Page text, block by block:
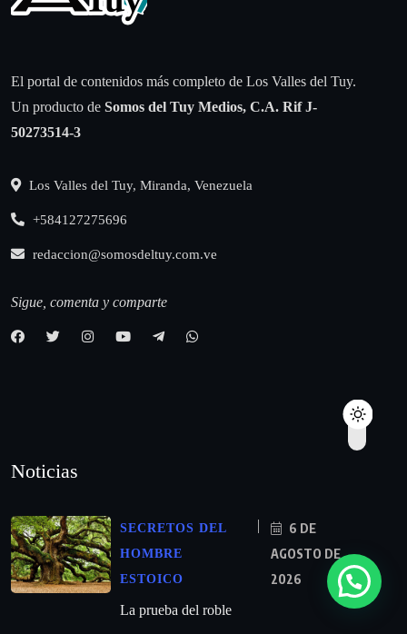
El portal de contenidos más completo de Los Valles del Tuy.
Un producto de Somos del Tuy Medios, C.A. Rif J-
50273514-3
Los Valles del Tuy, Miranda, Venezuela
+584127275696
redaccion@somosdeltuy.com.ve
Sigue, comenta y comparte
Noticias
SECRETOS DEL
HOMBRE
ESTOICO
6 DE
AGOSTO DE
2026
La prueba del roble